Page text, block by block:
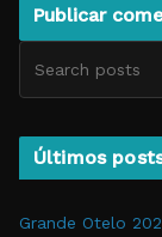
Últimos
Grande Otelo